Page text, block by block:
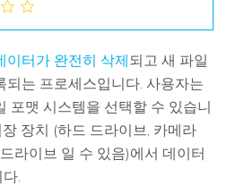
이터가 완전히 삭제되고 새 파일
되는 프로세스입니다. 사용자는
포맷 시스템을 선택할 수 있습니
장치 (하드 드라이브, 카메라
라이브 일 수 있음)에서 데이터
.